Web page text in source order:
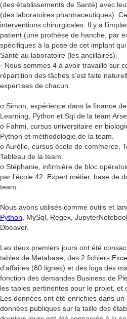
(des établissements de Santé) avec
(des laboratoires pharmaceutiques).
interventions chirurgicales. Il y a
patient (une prothèse de hanche, par
spécifiques à la pose de cet implant
Santé au laboratoire (les ancillaires).
· Nous sommes 4 à avoir travaillé sur
répartition des tâches s’est faite
expertises de chacun.
o Simon, expérience dans la finance
Learning, Python et Sql de la team
o Fahmi, cursus universitaire en
Python et méthodologie de la team.
o Aurélie, cursus école de commerce,
Tableau de la team.
o Stéphanie, infirmière de bloc
par l’école 42. Expert métier, base de
team.
Nous avons utilisés comme outils et
Python , MySql, Regex,
Dbeaver.
Les deux premiers jours ont été
tables de Metabase, des 2 fichiers
d’affaires (80 lignes) et des logs des
fonction des demandes Business de
les tables pertinentes pour le projet, et
Les données ont été enrichies dans
données publiques sur la taille des